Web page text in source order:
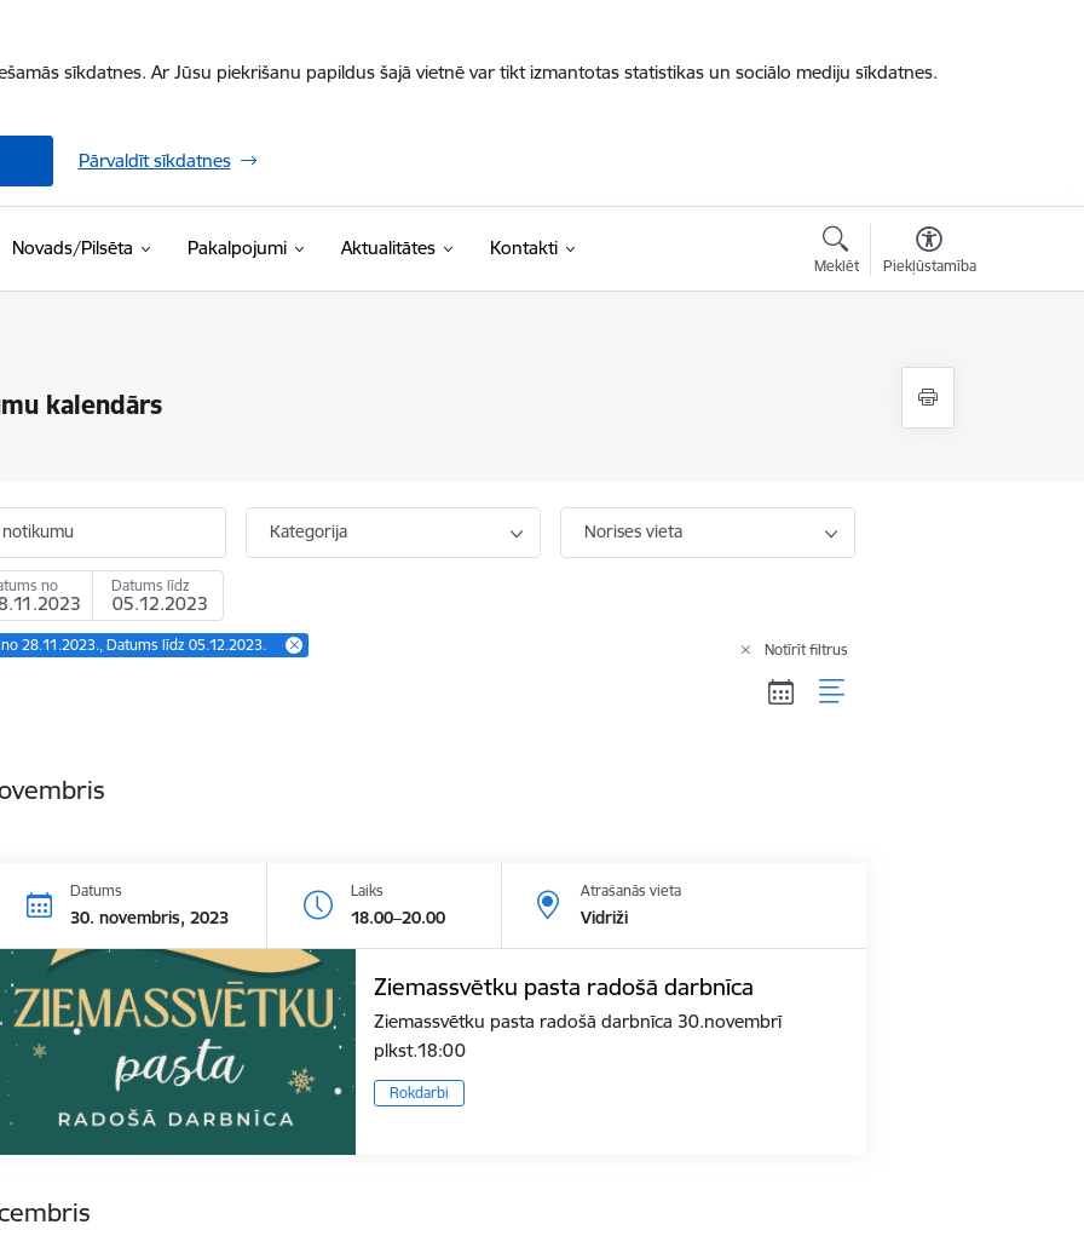
sīkdatnes. Ar Jūsu piekrišanu papildus šajā vietnē var tikt izmantotas statistikas un sociālo mediju sīkdatnes.
Pārvaldīt sīkdatnes
Novads/Pilsēta Pakalpojumi Aktualitātes Kontakti
Meklēt Piekļūstamība
kalendārs
Kategorija Norises vieta
no Datums līdz
28.11.2023., Datums līdz 05.12.2023. Notīrīt filtrus
Datums
30. novembris, 2023
Laiks
18.00–20.00
Atrašanās vieta
Vidriži
Ziemassvētku pasta radošā darbnīca
Ziemassvētku pasta radošā darbnīca 30.novembrī
plkst.18:00
Rokdarbi